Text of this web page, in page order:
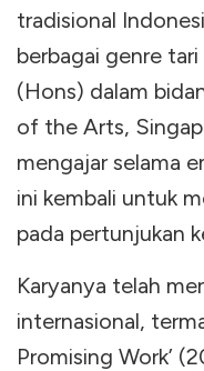
tradisional
berbagai genre
(Hons) dalam
of the Arts,
mengajar selama
ini kembali untuk
pada pertunjukan
Karyanya telah
internasional,
Promising Work’